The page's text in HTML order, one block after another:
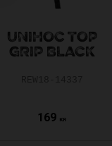
UNIHOC TOP
GRIP BLACK
169 KR